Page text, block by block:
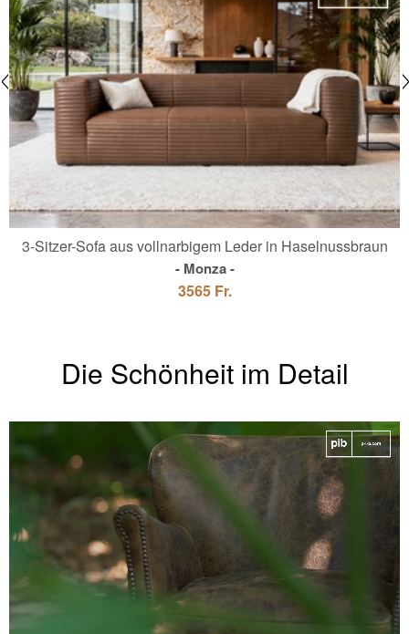
3-Sitzer-Sofa aus vollnarbigem Leder in Haselnussbraun
Monza
3565 Fr.
Die Schönheit im Detail